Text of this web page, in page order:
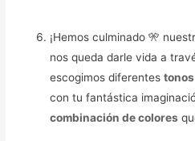
¡Hemos culminado 🎌
nos queda darle vida a
escogimos diferentes
con tu fantástica
combinación de colores